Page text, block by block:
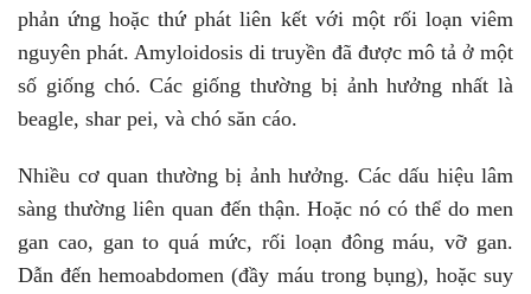
phản ứng hoặc thứ phát liên kết với một rối loạn viêm
nguyên phát. Amyloidosis di truyền đã được mô tả ở một
số giống chó. Các giống thường bị ảnh hưởng nhất là
beagle, shar pei, và chó săn cáo.
Nhiều cơ quan thường bị ảnh hưởng. Các dấu hiệu lâm
sàng thường liên quan đến thận. Hoặc nó có thể do men
gan cao, gan to quá mức, rối loạn đông máu, vỡ gan.
Dẫn đến hemoabdomen (đầy máu trong bụng), hoặc suy